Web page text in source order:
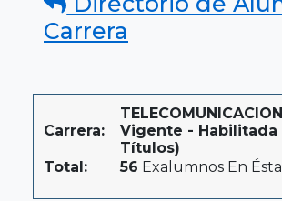
Carrera
Carrera:
Vigente - Habilitada
Títulos)
Total:
56 Exalumnos En